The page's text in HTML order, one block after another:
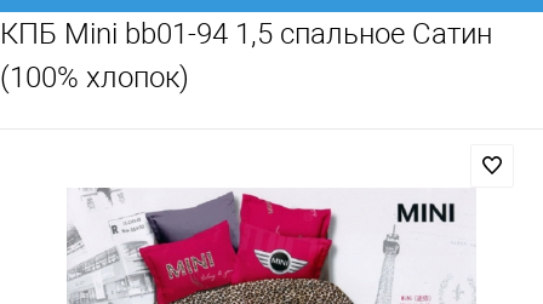
КПБ Mini bb01-94 1,5 спальное Сатин
(100% хлопок)